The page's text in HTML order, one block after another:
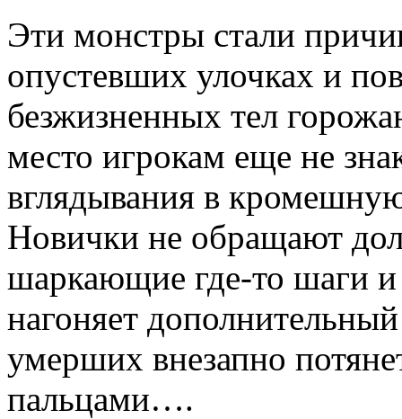
Эти монстры стали
опустевших улочках и
безжизненных тел
место игрокам еще не
вглядывания в
Новички не обращают
шаркающие где-то шаги
нагоняет
умерших внезапно
пальцами….